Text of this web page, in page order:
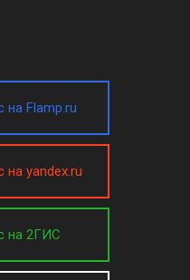
Flamp.ru
yandex.ru
на 2ГИС